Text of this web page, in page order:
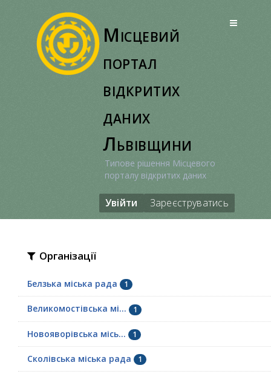
Місцевий
портал
відкритих
даних
Львівщини
Типове рішення Місцевого
порталу відкритих даних
Увійти Зареєструватись
Організації
Белзька міська рада 1
Великомостівська мі... 1
Новояворівська місь... 1
Сколівська міська рада 1